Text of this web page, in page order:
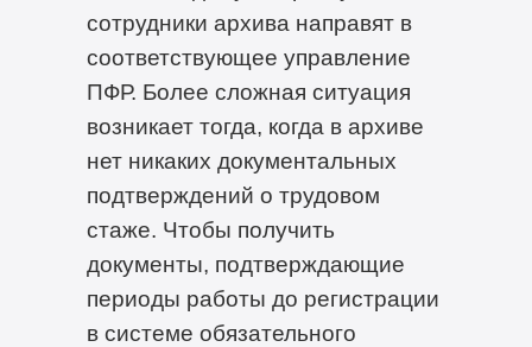
сотрудники архива направят в
соответствующее управление
ПФР. Более сложная ситуация
возникает тогда, когда в архиве
нет никаких документальных
подтверждений о трудовом
стаже. Чтобы получить
документы, подтверждающие
периоды работы до регистрации
в системе обязательного